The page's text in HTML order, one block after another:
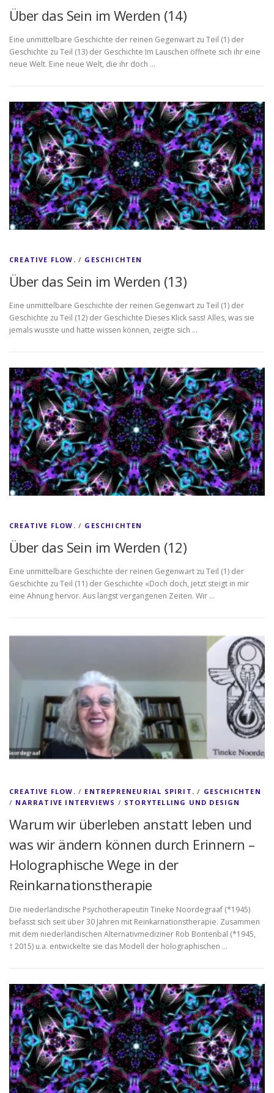
Über das Sein im Werden (14)
Eine unmittelbare Geschichte der reinen Gegenwart zu Teil (1) der
Geschichte zu Teil (13) der Geschichte Im Lauschen öffnete sich ihr eine
neue Welt. Eine neue Welt, die ihr doch …
CREATIVE FLOW. / GESCHICHTEN
Über das Sein im Werden (13)
Eine unmittelbare Geschichte der reinen Gegenwart zu Teil (1) der
Geschichte zu Teil (12) der Geschichte Dieses Klick sass! Alles, was sie
jemals wusste und hatte wissen können, zeigte sich …
CREATIVE FLOW. / GESCHICHTEN
Über das Sein im Werden (12)
Eine unmittelbare Geschichte der reinen Gegenwart zu Teil (1) der
Geschichte zu Teil (11) der Geschichte «Doch doch, jetzt steigt in mir
eine Ahnung hervor. Aus längst vergangenen Zeiten. Wir …
CREATIVE FLOW. / ENTREPRENEURIAL SPIRIT. / GESCHICHTEN
/ NARRATIVE INTERVIEWS / STORYTELLING UND DESIGN
Warum wir überleben anstatt leben und
was wir ändern können durch Erinnern –
Holographische Wege in der
Reinkarnationstherapie
Die niederländische Psychotherapeutin Tineke Noordegraaf (*1945)
befasst sich seit über 30 Jahren mit Reinkarnationstherapie. Zusammen
mit dem niederländischen Alternativmediziner Rob Bontenbal (*1945,
† 2015) u.a. entwickelte sie das Modell der holographischen …